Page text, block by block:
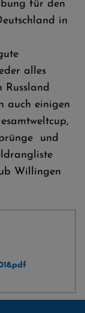
für den
in
alles
Russland
auch einigen
und
Willingen